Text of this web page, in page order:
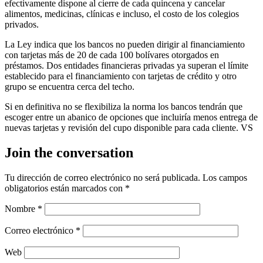
efectivamente dispone al cierre de cada quincena y cancelar
alimentos, medicinas, clínicas e incluso, el costo de los colegios
privados.
La Ley indica que los bancos no pueden dirigir al financiamiento
con tarjetas más de 20 de cada 100 bolívares otorgados en
préstamos. Dos entidades financieras privadas ya superan el límite
establecido para el financiamiento con tarjetas de crédito y otro
grupo se encuentra cerca del techo.
Si en definitiva no se flexibiliza la norma los bancos tendrán que
escoger entre un abanico de opciones que incluiría menos entrega de
nuevas tarjetas y revisión del cupo disponible para cada cliente. VS
Join the conversation
Tu dirección de correo electrónico no será publicada. Los campos
obligatorios están marcados con *
Nombre *
Correo electrónico *
Web